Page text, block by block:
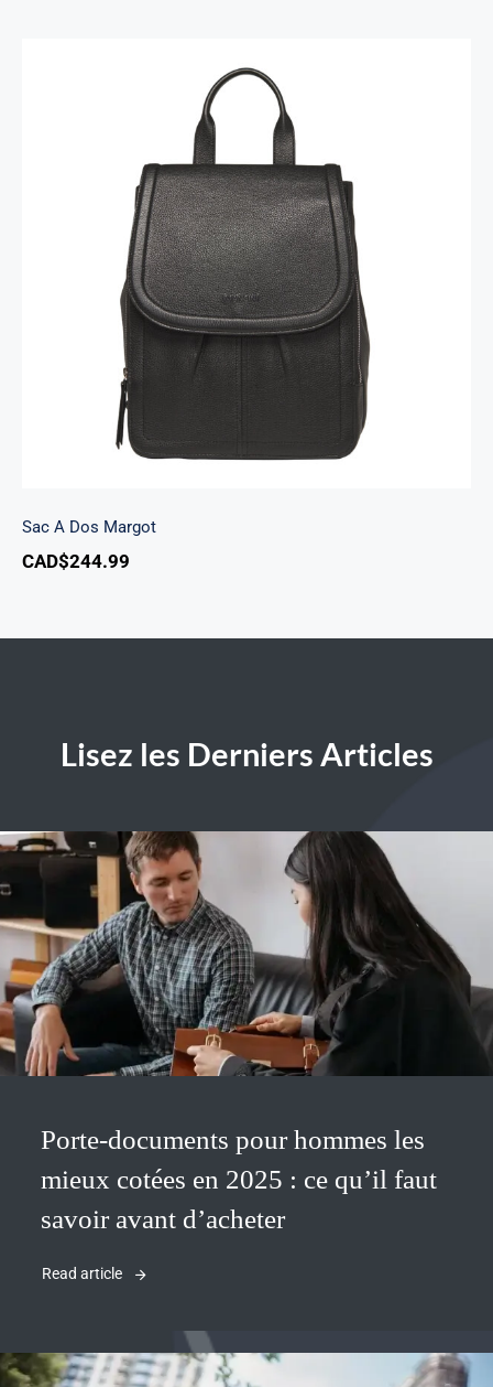
Sac A Dos Margot
Sac A Dos Margot
CAD$244.99
Lisez les Derniers Articles
Porte-documents pour hommes les
mieux cotées en 2025 : ce qu’il faut
savoir avant d’acheter
Read article